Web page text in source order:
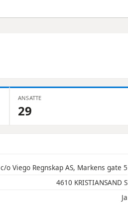
ANSATTE
29
c/o Viego Regnskap AS, Markens gate 5
4610 KRISTIANSAND S
Ja